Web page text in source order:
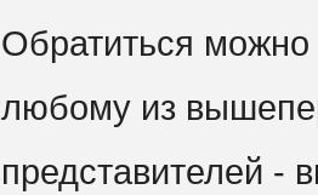
Обратиться
любому из
представителей -